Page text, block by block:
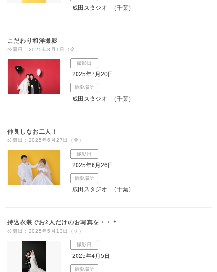
成田スタジオ （千葉）
こだわり和洋撮影
公開日：2025年8月1日（金）
撮影日
2025年7月20日
撮影場所
成田スタジオ （千葉）
仲良しなお二人！
公開日：2025年6月27日（金）
撮影日
2025年6月26日
撮影場所
成田スタジオ （千葉）
持込衣装でお2人だけのお写真を・・＊
公開日：2025年5月13日（火）
撮影日
2025年4月5日
撮影場所